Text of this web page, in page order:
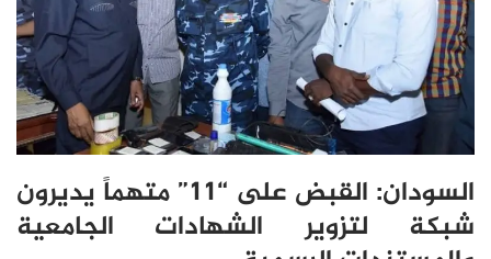
السودان: القبض على “11” متهماً يديرون
شبكة لتزوير الشهادات الجامعية